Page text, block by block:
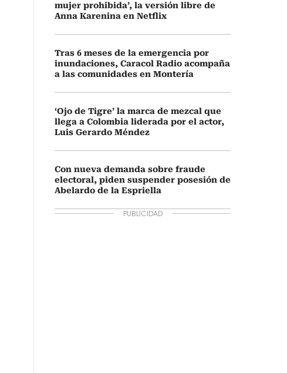
mujer prohibida’, la versión libre de
Anna Karenina en Netflix
Tras 6 meses de la emergencia por
inundaciones, Caracol Radio acompaña
a las comunidades en Montería
‘Ojo de Tigre’ la marca de mezcal que
llega a Colombia liderada por el actor,
Luis Gerardo Méndez
Con nueva demanda sobre fraude
electoral, piden suspender posesión de
Abelardo de la Espriella